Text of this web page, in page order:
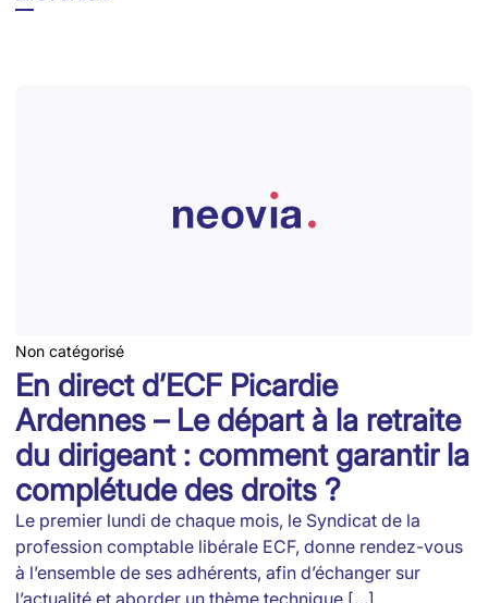
Non catégorisé
En direct d’ECF Picardie
Ardennes – Le départ à la retraite
du dirigeant : comment garantir la
complétude des droits ?
Le premier lundi de chaque mois, le Syndicat de la
profession comptable libérale ECF, donne rendez-vous
à l’ensemble de ses adhérents, afin d’échanger sur
l’actualité et aborder un thème technique […]